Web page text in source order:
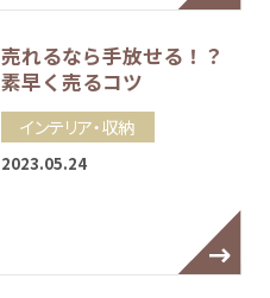
売れるなら手放せる！？
素早く売るコツ
インテリア・収納
2023.05.24